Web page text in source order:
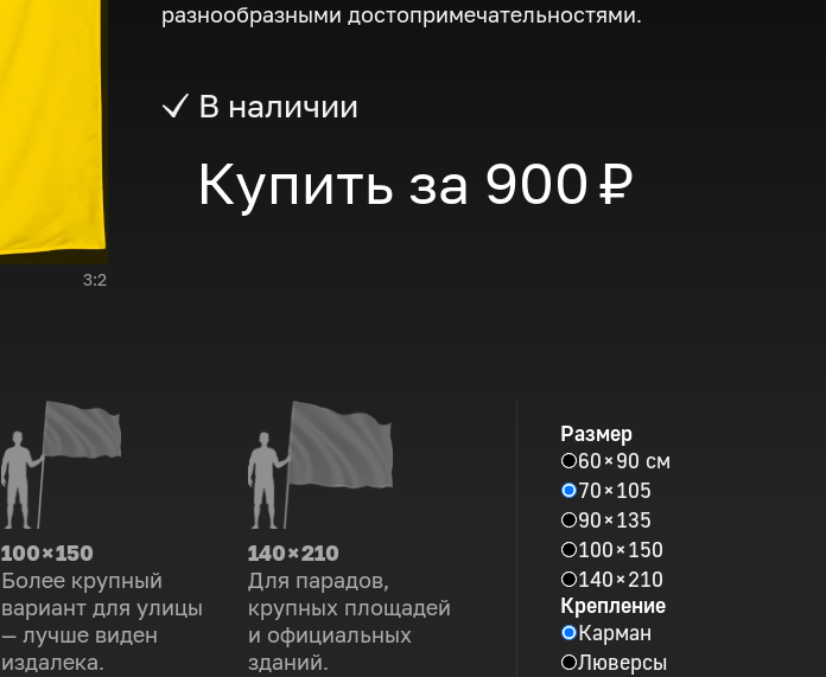
3:2
разнообразными достопримечательностями.
В наличии
Купить за 900 ₽
100 × 150
Более крупный
вариант для улицы
— лучше виден
издалека.
140 × 210
Для парадов,
крупных площадей
и официальных
зданий.
Размер
60 × 90 см
70 × 105
90 × 135
100 × 150
140 × 210
Крепление
Карман
Люверсы